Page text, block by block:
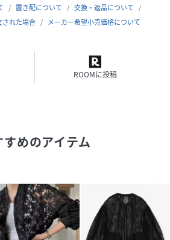
してもお召しいただけます。
物や柄物との相性も◎
ウエスト周りも隠れるのが嬉しいポ
合もございます。
ィース
置き配について
交換・返品について
された場合
メーカー希望小売価格について
ROOMに投稿
すめのアイテム